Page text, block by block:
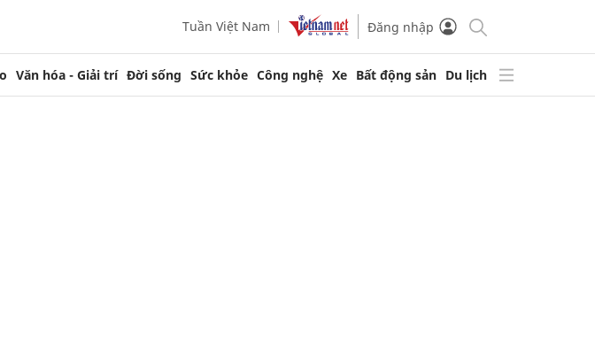
Tuần Việt Nam Đăng nhập
Văn hóa - Giải trí Đời sống Sức khỏe Công nghệ Xe Bất động sản Du lịch